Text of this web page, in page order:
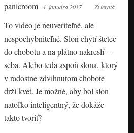
panicroom 4. januára 2017 Zvieratá
To video je neuveriteľné, ale
nespochybniteľné. Slon chytí štetec
do chobotu a na plátno nakreslí –
seba. Alebo teda aspoň slona, ktorý
v radostne zdvihnutom chobote
drží kvet. Je možné, aby bol slon
natoľko inteligentný, že dokáže
takto tvoriť?